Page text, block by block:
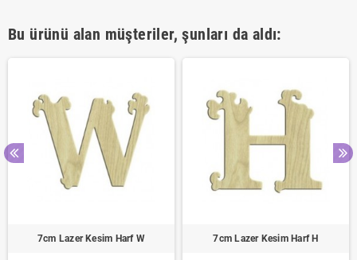
Bu ürünü alan müşteriler, şunları da aldı:
7cm Lazer Kesim Harf W 7cm Lazer Kesim Harf H